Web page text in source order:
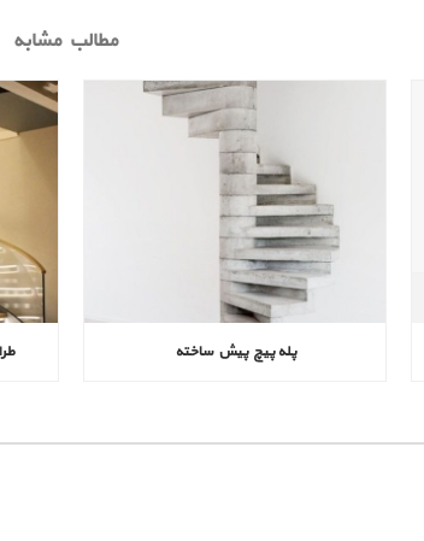
مطالب مشابه
پله پیچ پیش‌ ساخته